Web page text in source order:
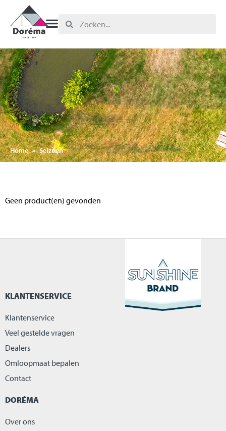
Home » Seizoen
Geen product(en) gevonden
KLANTENSERVICE
Klantenservice
Veel gestelde vragen
Dealers
Omloopmaat bepalen
Contact
DORÉMA
Over ons